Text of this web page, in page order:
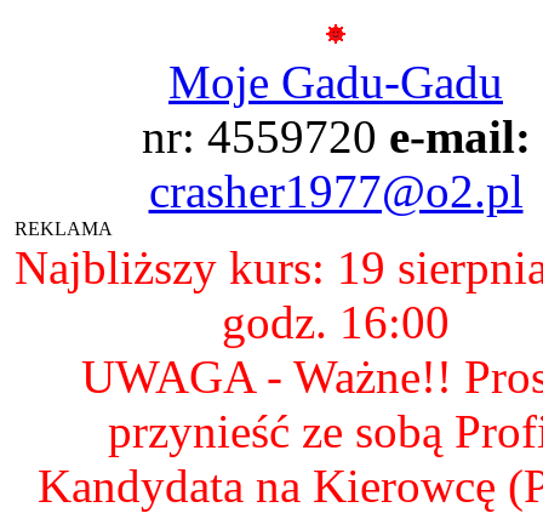
Moje Gadu-Gadu
nr: 4559720 e-mail:
crasher1977@o2.pl
REKLAMA
Najbliższy kurs: 19
godz. 16:00
UWAGA - Ważne!!
przynieść ze sobą
Kandydata na Kierowcę